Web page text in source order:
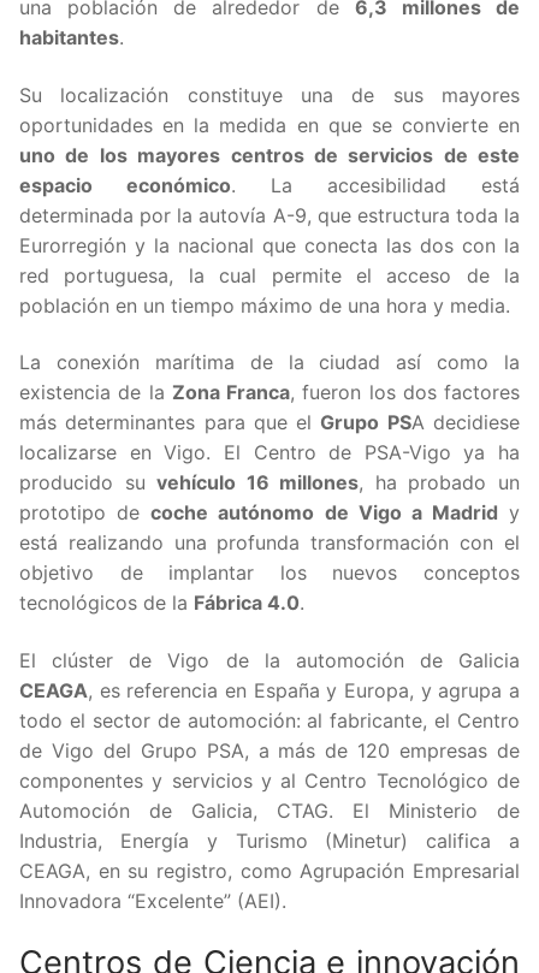
una población de alrededor de 6,3 millones de
habitantes.
Su localización constituye una de sus mayores
oportunidades en la medida en que se convierte en
uno de los mayores centros de servicios de este
espacio económico. La accesibilidad está
determinada por la autovía A-9, que estructura toda la
Eurorregión y la nacional que conecta las dos con la
red portuguesa, la cual permite el acceso de la
población en un tiempo máximo de una hora y media.
La conexión marítima de la ciudad así como la
existencia de la Zona Franca, fueron los dos factores
más determinantes para que el Grupo PSA decidiese
localizarse en Vigo. El Centro de PSA-Vigo ya ha
producido suvehículo 16 millones, ha probado un
prototipo decoche autónomo de Vigo a Madrid y
está realizando una profunda transformación con el
objetivo de implantar los nuevos conceptos
tecnológicos de la Fábrica 4.0.
El clúster de Vigo de la automoción de Galicia
CEAGA, es referencia en España y Europa, y agrupa a
todo el sector de automoción: al fabricante, el Centro
de Vigo del Grupo PSA, a más de 120 empresas de
componentes y servicios y al Centro Tecnológico de
Automoción de Galicia, CTAG. El Ministerio de
Industria, Energía y Turismo (Minetur) califica a
CEAGA, en su registro, como Agrupación Empresarial
Innovadora “Excelente” (AEI).
Centros de Ciencia e innovación